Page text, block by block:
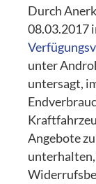
Durch
08.03.2017
unter
untersagt,
Angebote
unterhalten,